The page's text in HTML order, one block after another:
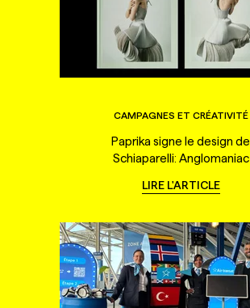
CAMPAGNES ET CRÉATIVITÉ
Paprika signe le design de
Schiaparelli: Anglomaniac
LIRE L'ARTICLE